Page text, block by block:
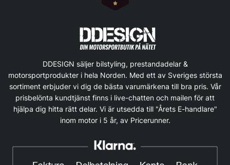
DDESIGN säljer bilstyling, prestandadelar &
motorsportprodukter i hela Norden. Med ett av Sveriges största
sortiment erbjuder vi dig de bästa varumärkena till bra pris. Vår
prisbelönta kundtjänst finns i live-chatten och mailen för att
hjälpa dig hitta rätt delar. Vi är utsedda till "Årets E-handlare"
inom motor i 5 år, av Pricerunner.